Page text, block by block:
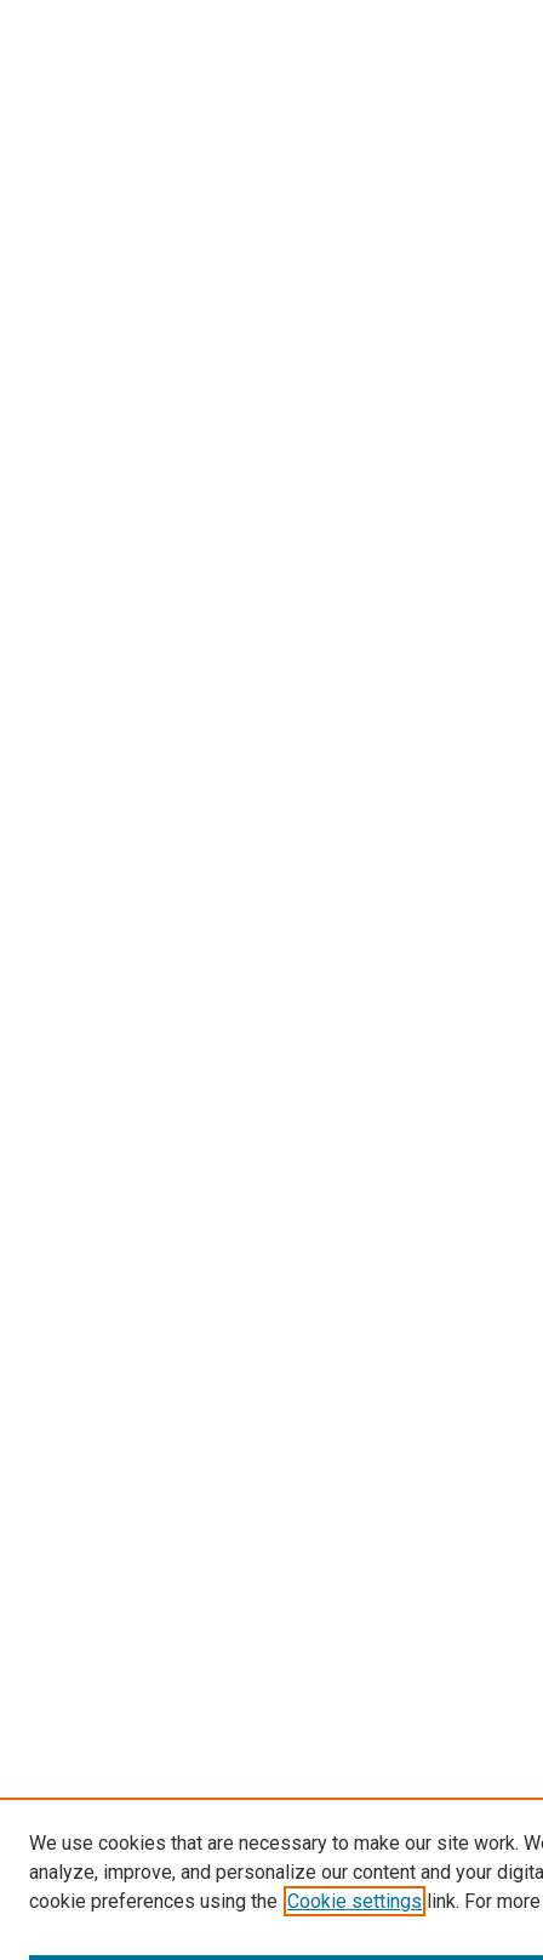
We use cookies that are necessary to make our site work.
analyze, improve, and personalize our content and your
cookie preferences using the Cookie settings link. For